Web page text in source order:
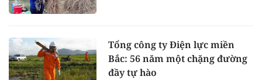
Tổng công ty Điện lực miền
Bắc: 56 năm một chặng đường
đầy tự hào